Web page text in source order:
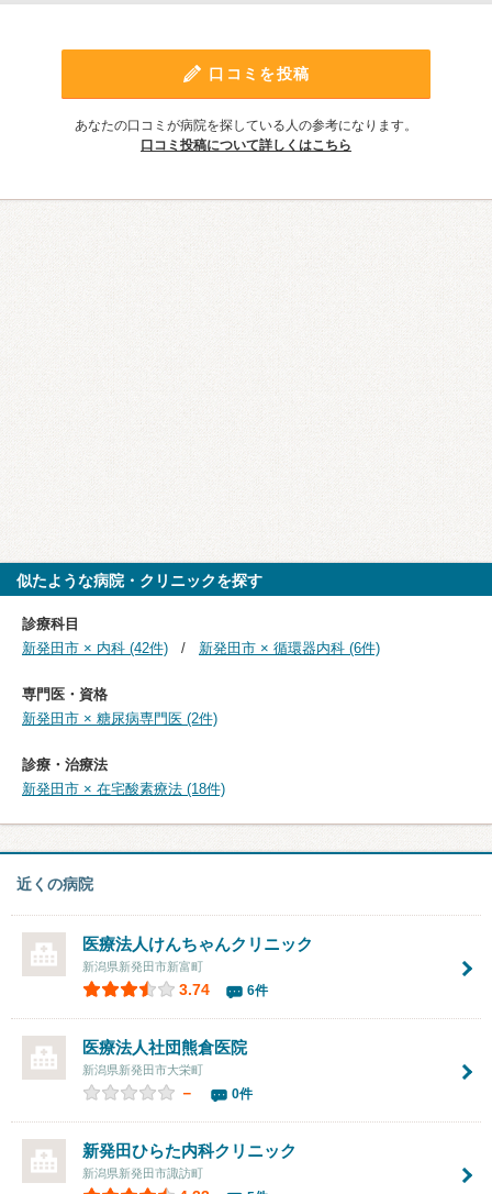
口コミを投稿
あなたの口コミが病院を探している人の参考になります。
口コミ投稿について詳しくはこちら
似たような病院・クリニックを探す
診療科目
新発田市 × 内科 (42件)
新発田市 × 循環器内科 (6件)
専門医・資格
新発田市 × 糖尿病専門医 (2件)
診療・治療法
新発田市 × 在宅酸素療法 (18件)
近くの病院
医療法人けんちゃんクリニック
新潟県新発田市新富町
3.74 6件
医療法人社団熊倉医院
新潟県新発田市大栄町
－ 0件
新発田ひらた内科クリニック
新潟県新発田市諏訪町